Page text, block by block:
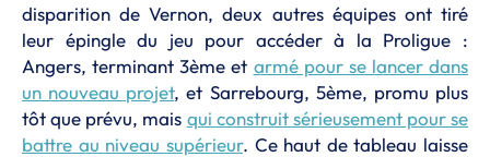
disparition de Vernon, deux autres équipes ont tiré
leur épingle du jeu pour accéder à la Proligue :
Angers, terminant 3ème et armé pour se lancer dans
un nouveau projet, et Sarrebourg, 5ème, promu plus
tôt que prévu, mais qui construit sérieusement pour se
battre au niveau supérieur. Ce haut de tableau laisse